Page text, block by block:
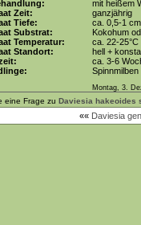
mit heißem
Zeit:
ganzjährig
Tiefe:
ca. 0,5-1 cm
Substrat:
Kokohum
Temperatur:
ca. 22-25°C
Standort:
hell +
ca. 3-6
Montag, 3.
eine Frage zu Daviesia hakeoides
«« Daviesia